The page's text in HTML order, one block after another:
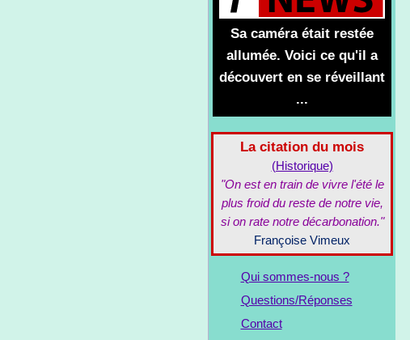
Sa caméra était restée
allumée. Voici ce qu'il a
découvert en se réveillant
...
La citation du mois
(Historique)
"On est en train de vivre l'été le
plus froid du reste de notre vie,
si on rate notre décarbonation."
Françoise Vimeux
Qui sommes-nous ?
Questions/Réponses
Contact